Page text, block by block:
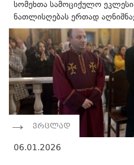
სომეხთა სამოციქულო
ნათლისღებას ერთად
ვრცლად
06.01.2026